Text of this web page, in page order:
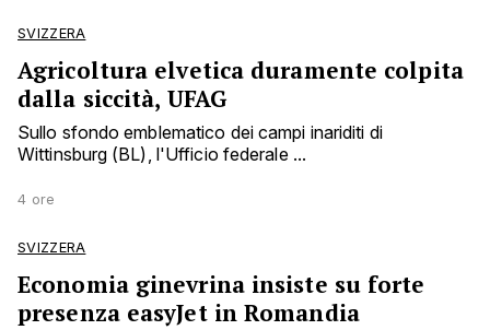
SVIZZERA
Agricoltura elvetica duramente colpita
dalla siccità, UFAG
Sullo sfondo emblematico dei campi inariditi di
Wittinsburg (BL), l'Ufficio federale ...
4 ore
SVIZZERA
Economia ginevrina insiste su forte
presenza easyJet in Romandia